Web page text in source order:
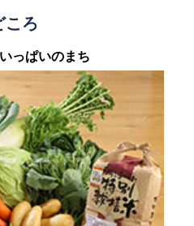
ころ
っぱいのまち